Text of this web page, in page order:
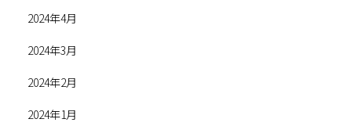
2024年4月
2024年3月
2024年2月
2024年1月